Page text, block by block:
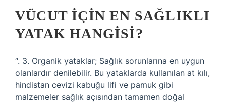
VÜCUT IÇIN EN SAĞLIKLI
YATAK HANGISI?
“. 3. Organik yataklar; Sağlık sorunlarına en uygun
olanlardır denilebilir. Bu yataklarda kullanılan at kılı,
hindistan cevizi kabuğu lifi ve pamuk gibi
malzemeler sağlık açısından tamamen doğal